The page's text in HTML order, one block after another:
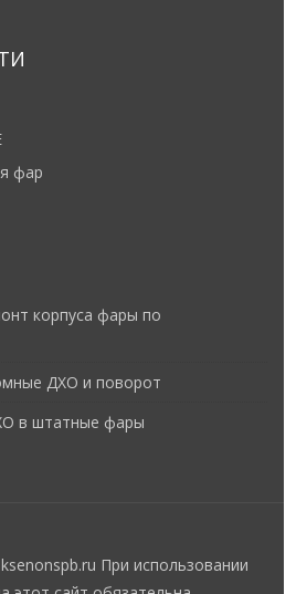
фар
корпуса фары по
ДХО и поворот
в штатные фары
При использовании